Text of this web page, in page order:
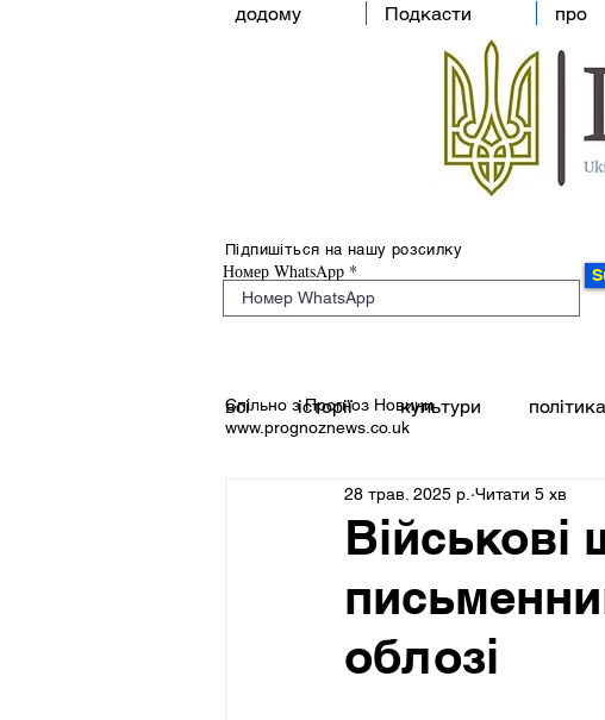
додому Подкасти про
Підпишіться на нашу розсилку
Номер WhatsApp
Спільно з Прогноз Новини
www.prognoznews.co.uk
всі історії культури політика
Військові
облозі
28 трав. 2025 р. Читати 5 хв